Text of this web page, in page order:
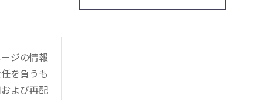
ジの情報
を負うも
よび再配